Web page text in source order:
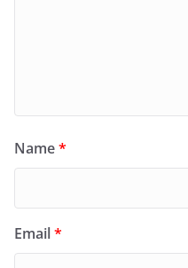
Name*
Email*